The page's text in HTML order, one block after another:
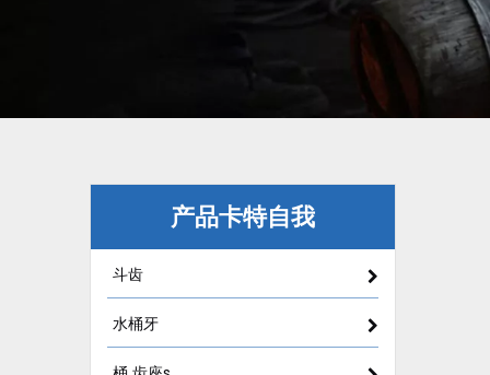
产品卡特自我
斗齿
水桶牙